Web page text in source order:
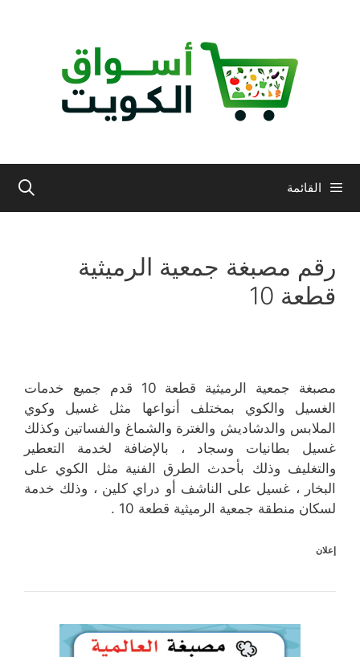
القائمة
رقم مصبغة جمعية الرميثية
قطعة 10
مصبغة جمعية الرميثية قطعة 10 قدم جميع خدمات
الغسيل والكوي بمختلف أنواعها مثل غسيل وكوي
الملابس والدشاديش والغترة والشماغ والفساتين وكذلك
غسيل بطانيات وسجاد ، بالإضافة لخدمة التعطير
والتغليف وذلك بأحدث الطرق الفنية مثل الكوي على
البخار ، غسيل على الناشف أو دراي كلين ، وذلك خدمة
لسكان منطقة جمعية الرميثية قطعة 10 .
إعلان